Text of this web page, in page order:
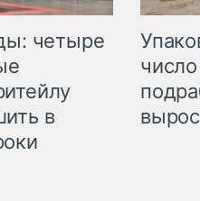
четыре
в